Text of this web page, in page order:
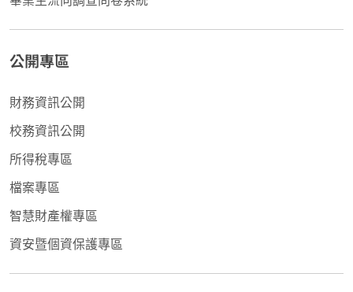
公開專區
財務資訊公開
校務資訊公開
所得稅專區
檔案專區
智慧財產權專區
資安暨個資保護專區